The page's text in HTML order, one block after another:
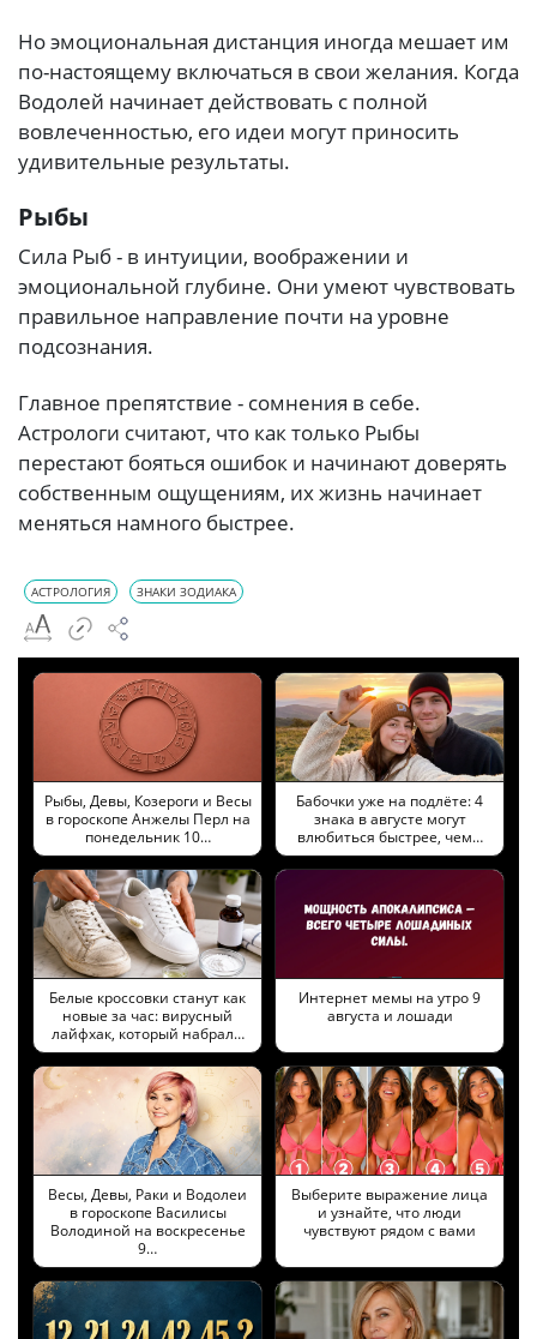
Но эмоциональная дистанция иногда мешает им
по-настоящему включаться в свои желания. Когда
Водолей начинает действовать с полной
вовлеченностью, его идеи могут приносить
удивительные результаты.
Рыбы
Сила Рыб - в интуиции, воображении и
эмоциональной глубине. Они умеют чувствовать
правильное направление почти на уровне
подсознания.
Главное препятствие - сомнения в себе.
Астрологи считают, что как только Рыбы
перестают бояться ошибок и начинают доверять
собственным ощущениям, их жизнь начинает
меняться намного быстрее.
АСТРОЛОГИЯ ЗНАКИ ЗОДИАКА
Рыбы, Девы, Козероги и Весы
в гороскопе Анжелы Перл на
понедельник 10…
Бабочки уже на подлёте: 4
знака в августе могут
влюбиться быстрее, чем…
Белые кроссовки станут как
новые за час: вирусный
лайфхак, который набрал…
Интернет мемы на утро 9
августа и лошади
Весы, Девы, Раки и Водолеи
в гороскопе Василисы
Володиной на воскресенье
9…
Выберите выражение лица
и узнайте, что люди
чувствуют рядом с вами